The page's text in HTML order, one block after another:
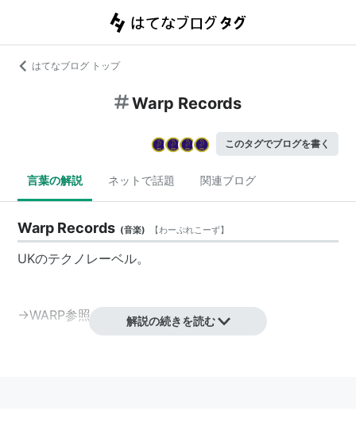
はてなブログ トップ
Warp Records
このタグでブログを書く
言葉の解説 ネットで話題 関連ブログ
Warp Records (音楽) 【わーぷれこーず】
UKのテクノレーベル。
→WARP参照 解説の続きを読む